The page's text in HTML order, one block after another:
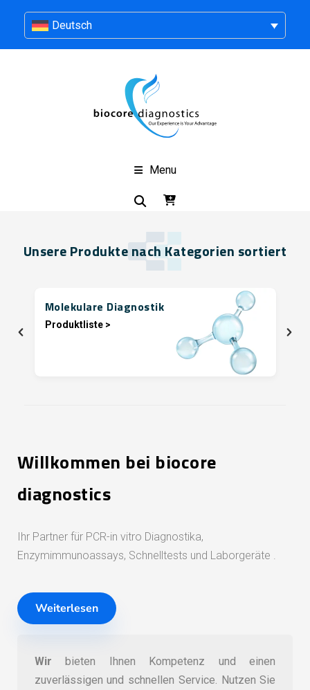
Deutsch
Menu
Unsere Produkte nach Kategorien sortiert
Molekulare Diagnostik
Produktliste >
Willkommen bei biocore
diagnostics
Ihr Partner für PCR-in vitro Diagnostika,
Enzymimmunoassays, Schnelltests und Laborgeräte .
Weiterlesen
Wir bieten Ihnen Kompetenz und einen
zuverlässigen und schnellen Service. Nutzen Sie